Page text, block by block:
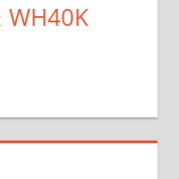
WH40K